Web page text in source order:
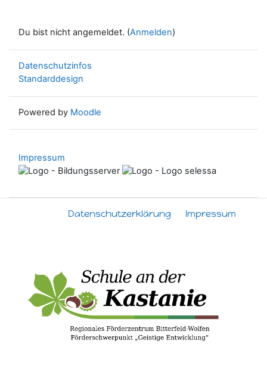
Du bist nicht angemeldet. (Anmelden)
Datenschutzinfos
Standarddesign
Powered by Moodle
Impressum
Datenschutzerklärung Impressum